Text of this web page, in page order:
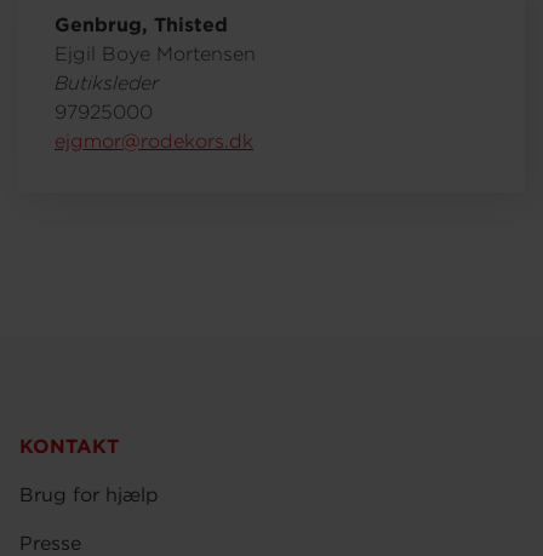
Genbrug, Thisted
Ejgil Boye Mortensen
Butiksleder
97925000
ejgmor@rodekors.dk
KONTAKT
Brug for hjælp
Presse